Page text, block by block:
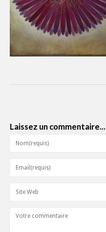
Laissez un commentaire...